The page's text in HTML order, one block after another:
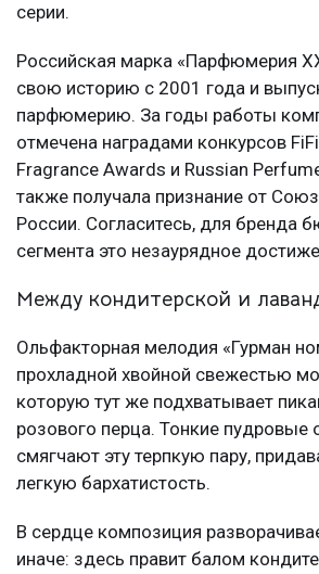
серии.
Российская марка «Парфюмерия
свою историю с 2001 года и
парфюмерию. За годы работы
отмечена наградами конкурсов
Fragrance Awards и Russian
также получала признание от
России. Согласитесь, для бренда
сегмента это незаурядное
Между кондитерской и
Ольфакторная мелодия «Гурман
прохладной хвойной свежестью
которую тут же подхватывает
розового перца. Тонкие пудровые
смягчают эту терпкую пару,
легкую бархатистость.
В сердце композиция
иначе: здесь правит балом